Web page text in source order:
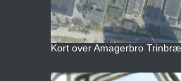
Kort over Amagerbro